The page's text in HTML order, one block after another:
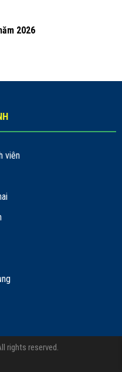
2026
viên
rights reserved.